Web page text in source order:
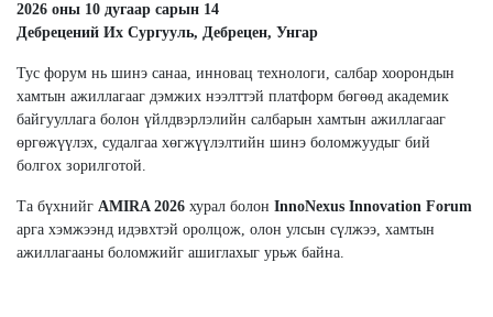
2026 оны 10 дугаар сарын 14
Дебрецений Их Сургууль, Дебрецен, Унгар
Тус форум нь шинэ санаа, инновац технологи, салбар хоорондын
хамтын ажиллагааг дэмжих нээлттэй платформ бөгөөд академик
байгууллага болон үйлдвэрлэлийн салбарын хамтын ажиллагааг
өргөжүүлэх, судалгаа хөгжүүлэлтийн шинэ боломжуудыг бий
болгох зорилготой.
Та бүхнийг AMIRA 2026 хурал болон InnoNexus Innovation Forum
арга хэмжээнд идэвхтэй оролцож, олон улсын сүлжээ, хамтын
ажиллагааны боломжийг ашиглахыг урьж байна.